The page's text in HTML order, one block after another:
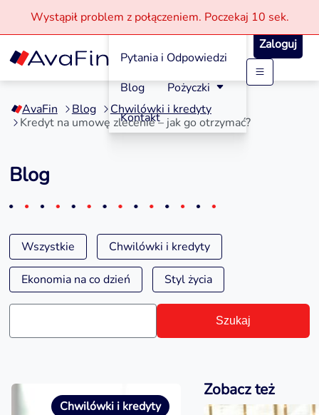
Przejdź
treści
Wystąpił problem z połączeniem. Poczekaj 10 sek.
Jak aplikować?
Pytania i Odpowiedzi
Blog
Pożyczki
Kontakt
Zaloguj
AvaFin Blog
Chwilówki i kredyty
Kredyt na umowę zlecenie – jak go otrzymać?
Blog
Wszystkie Chwilówki i kredyty
Ekonomia na co dzień Styl życia
Szukaj
Chwilówki i kredyty
Zobacz też